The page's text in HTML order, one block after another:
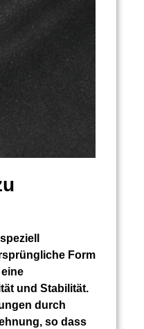
Form
und Stabilität.
durch
so dass